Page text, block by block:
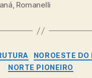
, Romanelli
Categorias
NOROESTE DO
NORTE PIONEIRO